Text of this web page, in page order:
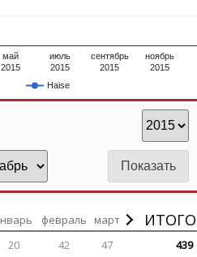
Haise
май
2015
июль
2015
сентябрь
2015
ноябрь
2015
февраль март ИТОГО
20 42 47 439